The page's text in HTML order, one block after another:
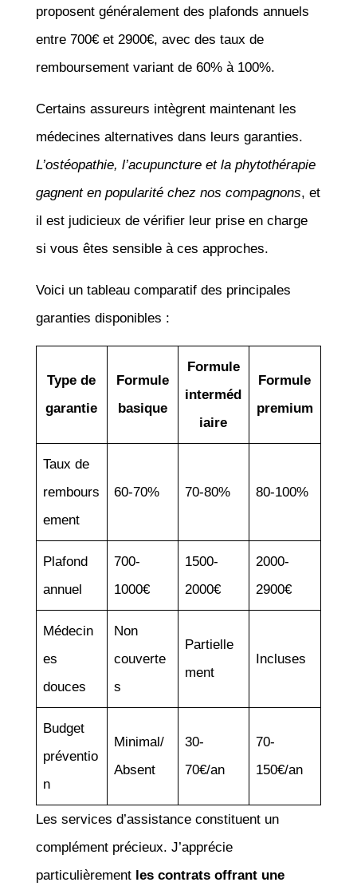
proposent généralement des plafonds annuels
entre 700€ et 2900€, avec des taux de
remboursement variant de 60% à 100%.
Certains assureurs intègrent maintenant les
médecines alternatives dans leurs garanties.
L’ostéopathie, l’acupuncture et la phytothérapie
gagnent en popularité chez nos compagnons, et
il est judicieux de vérifier leur prise en charge
si vous êtes sensible à ces approches.
Voici un tableau comparatif des principales
garanties disponibles :
Type de
garantie
Formule
basique
Formule
interméd
iaire
Formule
premium
Taux de
rembours
ement
60-70% 70-80% 80-100%
Plafond
annuel
700-
1000€
1500-
2000€
2000-
2900€
Médecin
es
douces
Non
couverte
s
Partielle
ment
Incluses
Budget
préventio
n
Minimal/
Absent
30-
70€/an
70-
150€/an
Les services d’assistance constituent un
complément précieux. J’apprécie
particulièrement les contrats offrant une